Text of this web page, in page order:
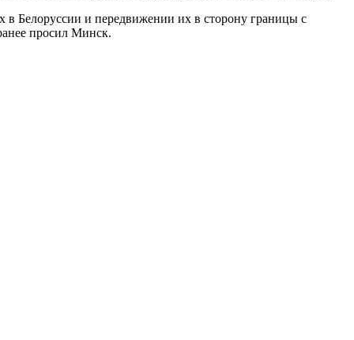
Белоруссии и передвижении их в сторону границы с
просил Минск.